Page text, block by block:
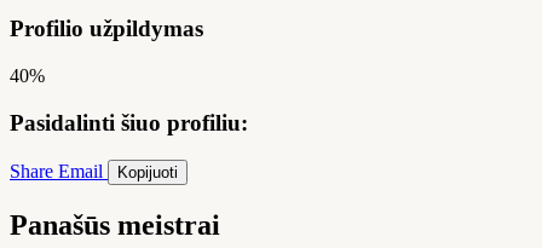
Profilio užpildymas
40%
Pasidalinti šiuo profiliu:
Share Email Kopijuoti
Panašūs meistrai